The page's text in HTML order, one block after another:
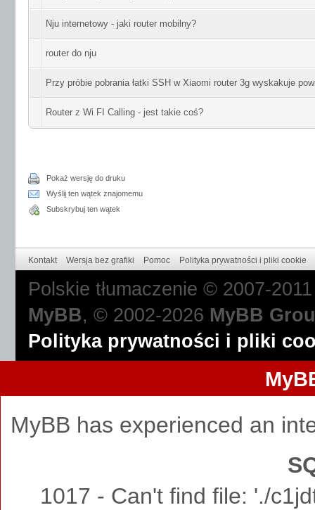
Nju internetowy - jaki router mobilny?
router do nju
Przy próbie pobrania łatki SSH w Xiaomi router 3g wyskakuje
Router z Wi FI Calling - jest takie coś?
Pokaż wersję do druku
Wyślij ten wątek znajomemu
Subskrybuj ten wątek
Kontakt Wersja bez grafiki Pomoc Polityka prywatności i pliki cookie
Polskie tłumaczenie © 2007-
MyBB, © 2002-2026 MyBB
Polityka prywatności i pliki
MyBB has experienced an
1017 - Can't find file: './